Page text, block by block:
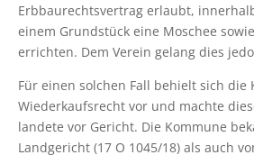
Erbbaurechtsvertrag erlaubt,
einem Grundstück eine Moschee
errichten. Dem Verein gelang dies
Für einen solchen Fall behielt sich die
Wiederkaufsrecht vor und machte
landete vor Gericht. Die Kommune
Landgericht (17 O 1045/18) als auch